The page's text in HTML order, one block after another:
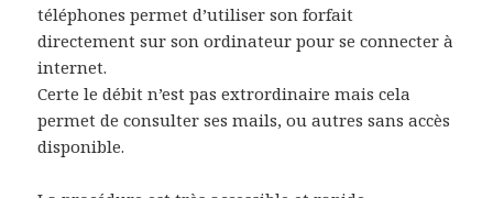
téléphones permet d’utiliser son forfait
directement sur son ordinateur pour se connecter à
internet.
Certe le débit n’est pas extrordinaire mais cela
permet de consulter ses mails, ou autres sans accès
disponible.